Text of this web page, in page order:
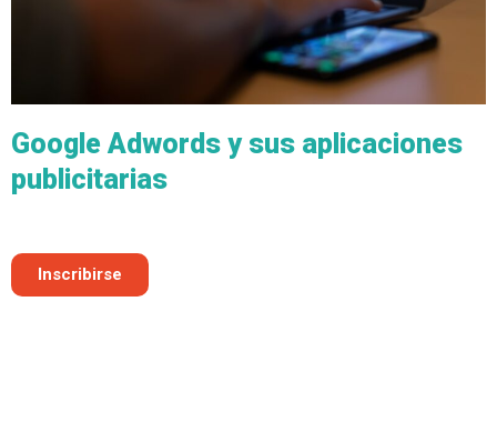
Google Adwords y sus aplicaciones
publicitarias
Inscribirse